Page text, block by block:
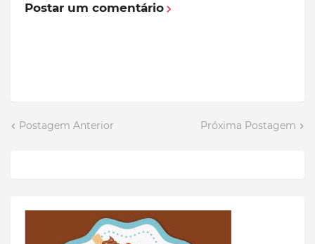
Postar um comentário
Postagem Anterior Próxima Postagem